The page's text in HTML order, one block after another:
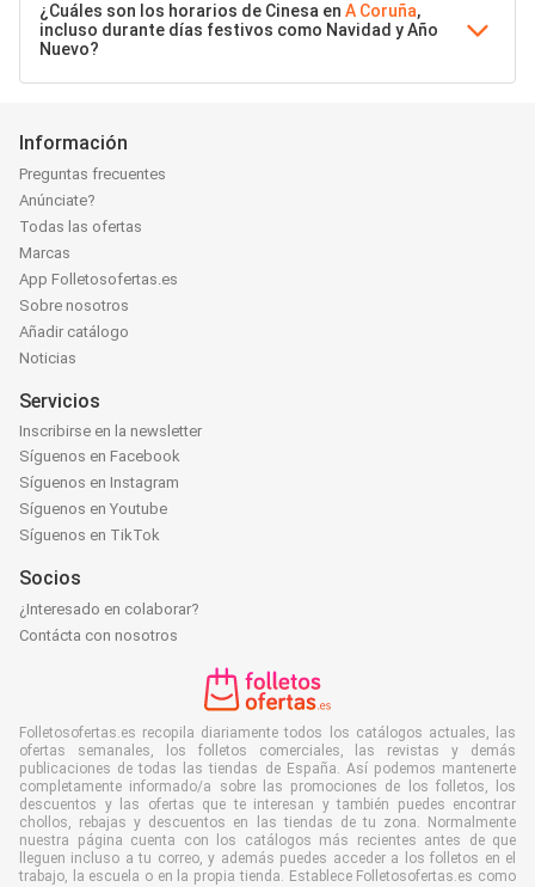
¿Cuáles son los horarios de Cinesa en A Coruña,
incluso durante días festivos como Navidad y Año
Nuevo?
Información
Preguntas frecuentes
Anúnciate?
Todas las ofertas
Marcas
App Folletosofertas.es
Sobre nosotros
Añadir catálogo
Noticias
Servicios
Inscribirse en la newsletter
Síguenos en Facebook
Síguenos en Instagram
Síguenos en Youtube
Síguenos en TikTok
Socios
¿Interesado en colaborar?
Contácta con nosotros
Folletosofertas.es recopila diariamente todos los catálogos actuales, las
ofertas semanales, los folletos comerciales, las revistas y demás
publicaciones de todas las tiendas de España. Así podemos mantenerte
completamente informado/a sobre las promociones de los folletos, los
descuentos y las ofertas que te interesan y también puedes encontrar
chollos, rebajas y descuentos en las tiendas de tu zona. Normalmente
nuestra página cuenta con los catálogos más recientes antes de que
lleguen incluso a tu correo, y además puedes acceder a los folletos en el
trabajo, la escuela o en la propia tienda. Establece Folletosofertas.es como